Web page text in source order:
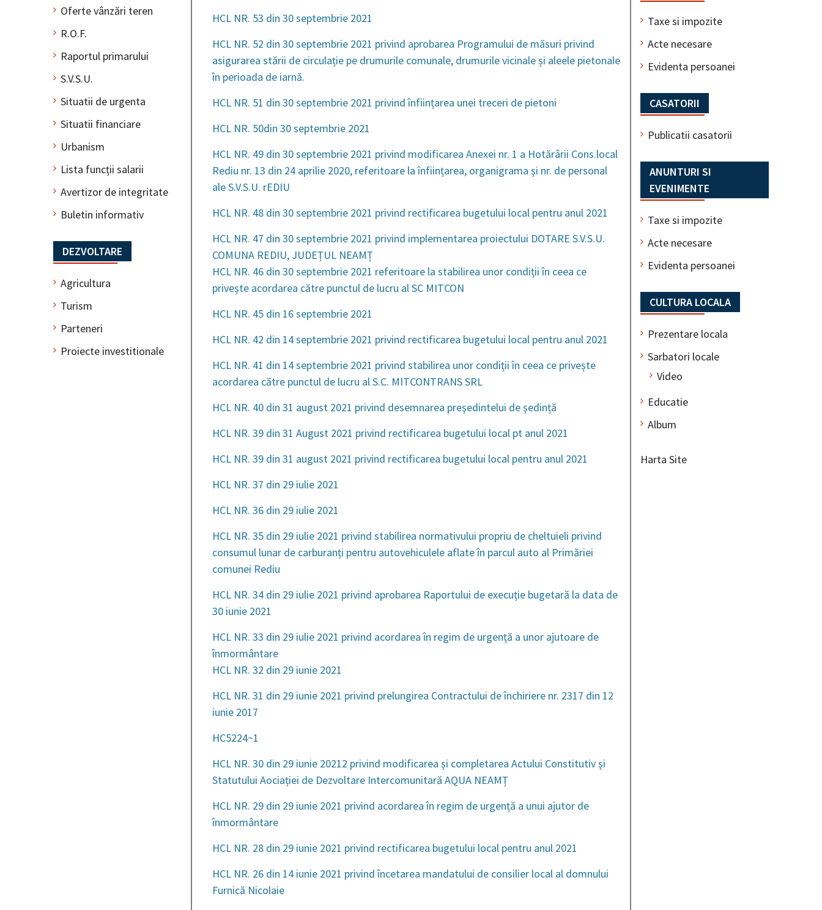
HCL NR. 53 din 30 septembrie 2021
HCL NR. 52 din 30 septembrie 2021 privind aprobarea Programului de măsuri privind
asigurarea stării de circulație pe drumurile comunale, drumurile vicinale și aleele pietonale
în perioada de iarnă.
HCL NR. 51 din 30 septembrie 2021 privind înființarea unei treceri de pietoni
HCL NR. 50din 30 septembrie 2021
HCL NR. 49 din 30 septembrie 2021 privind modificarea Anexei nr. 1 a Hotărârii Cons.local
Rediu nr. 13 din 24 aprilie 2020, referitoare la înființarea, organigrama și nr. de personal
ale S.V.S.U. rEDIU
HCL NR. 48 din 30 septembrie 2021 privind rectificarea bugetului local pentru anul 2021
HCL NR. 47 din 30 septembrie 2021 privind implementarea proiectului DOTARE S.V.S.U.
COMUNA REDIU, JUDEȚUL NEAMȚ
HCL NR. 46 din 30 septembrie 2021 referitoare la stabilirea unor condiții în ceea ce
privește acordarea către punctul de lucru al SC MITCON
HCL NR. 45 din 16 septembrie 2021
HCL NR. 42 din 14 septembrie 2021 privind rectificarea bugetului local pentru anul 2021
HCL NR. 41 din 14 septembrie 2021 privind stabilirea unor condiții în ceea ce privește
acordarea către punctul de lucru al S.C. MITCONTRANS SRL
HCL NR. 40 din 31 august 2021 privind desemnarea președintelui de ședință
HCL NR. 39 din 31 August 2021 privind rectificarea bugetului local pt anul 2021
HCL NR. 39 din 31 august 2021 privind rectificarea bugetului local pentru anul 2021
HCL NR. 37 din 29 iulie 2021
HCL NR. 36 din 29 iulie 2021
HCL NR. 35 din 29 iulie 2021 privind stabilirea normativului propriu de cheltuieli privind
consumul lunar de carburanți pentru autovehiculele aflate în parcul auto al Primăriei
comunei Rediu
HCL NR. 34 din 29 iulie 2021 privind aprobarea Raportului de execuție bugetară la data de
30 iunie 2021
HCL NR. 33 din 29 iulie 2021 privind acordarea în regim de urgență a unor ajutoare de
înmormântare
HCL NR. 32 din 29 iunie 2021
HCL NR. 31 din 29 iunie 2021 privind prelungirea Contractului de închiriere nr. 2317 din 12
iunie 2017
HC5224~1
HCL NR. 30 din 29 iunie 20212 privind modificarea și completarea Actului Constitutiv și
Statutului Aociației de Dezvoltare Intercomunitară AQUA NEAMȚ
HCL NR. 29 din 29 iunie 2021 privind acordarea în regim de urgență a unui ajutor de
înmormântare
HCL NR. 28 din 29 iunie 2021 privind rectificarea bugetului local pentru anul 2021
HCL NR. 26 din 14 iunie 2021 privind încetarea mandatului de consilier local al domnului
Furnică Nicolaie
Taxe si impozite
Acte necesare
Evidenta persoanei
CASATORII
Publicatii casatorii
ANUNTURI SI
EVENIMENTE
Taxe si impozite
Acte necesare
Evidenta persoanei
CULTURA LOCALA
Prezentare locala
Sarbatori locale
Video
Educatie
Album
Harta Site
Oferte vânzări teren
R.O.F.
Raportul primarului
S.V.S.U.
Situatii de urgenta
Situatii financiare
Urbanism
Lista funcții salarii
Avertizor de integritate
Buletin informativ
DEZVOLTARE
Agricultura
Turism
Parteneri
Proiecte investitionale